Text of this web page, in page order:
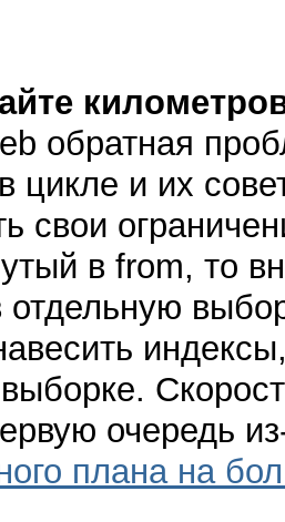
обратная
цикле и их
свои
в from, то
отдельную
очередь
плана на